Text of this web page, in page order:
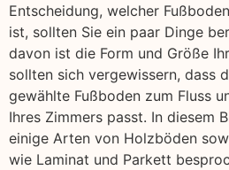
Entscheidung, welcher
ist, sollten Sie ein paar Dinge
davon ist die Form und Größe
sollten sich vergewissern, dass
gewählte Fußboden zum Fluss
Ihres Zimmers passt. In diesem
einige Arten von Holzböden
wie Laminat und Parkett